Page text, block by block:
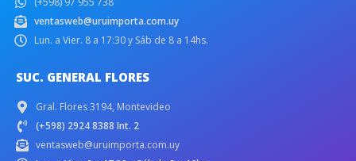
ventasweb@uruimporta.com.uy
Lun. a Vier. 8 a 17:30 y Sáb de 8 a 14hs.
SUC. GENERAL FLORES
Gral. Flores 3194, Montevideo
(+598) 2924 8388 Int. 2
ventasweb@uruimporta.com.uy